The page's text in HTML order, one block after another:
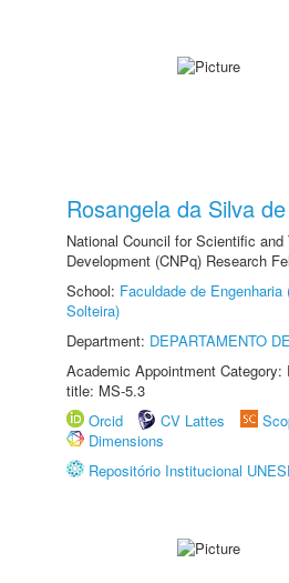
Rosangela da Silva
National Council for Scientific and
Development (CNPq) Research
School: Faculdade de
Solteira)
Department: DEPARTAMENTO
Academic Appointment Category:
title: MS-5.3
Orcid
CV Lattes
Dimensions
Repositório Institucional